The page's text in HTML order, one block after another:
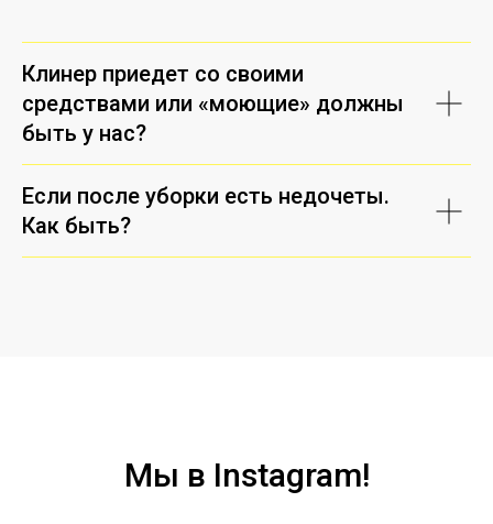
Клинер приедет со своими
средствами или «моющие» должны
быть у нас?
Если после уборки есть недочеты.
Как быть?
Мы в Instagram!